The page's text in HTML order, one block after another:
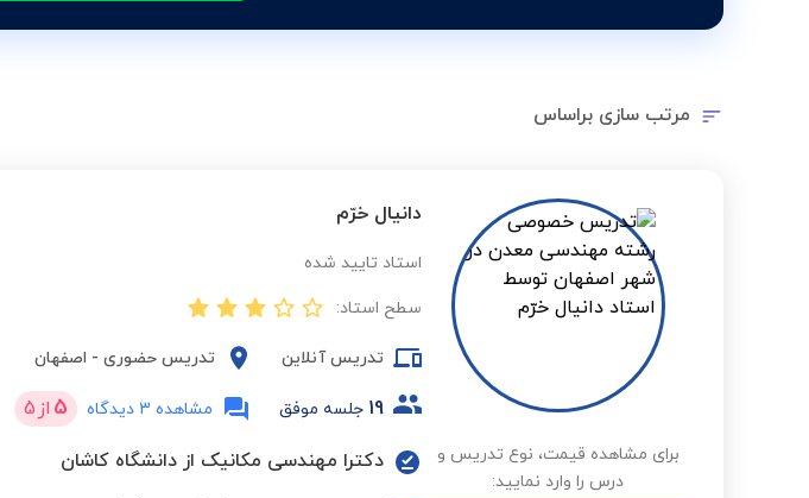
مرتب سازی براساس
برای مشاهده قیمت، نوع تدریس و
درس را وارد نمایید:
دانیال خرّم
استاد تایید شده
سطح استاد:
تدریس آنلاین تدریس حضوری - اصفهان
19 جلسه موفق مشاهده 3 دیدگاه 5 از 5
دکترا مهندسی مکانیک از دانشگاه کاشان